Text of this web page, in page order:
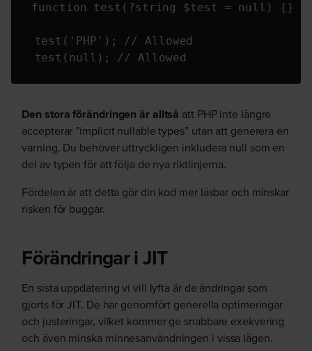
function test(?string $test = null) {}
test('PHP'); // Allowed
test(null); // Allowed
Den stora förändringen är alltså att PHP inte längre
accepterar ”implicit nullable types” utan att generera en
varning. Du behöver uttryckligen inkludera null som en
del av typen för att följa de nya riktlinjerna.
Fördelen är att detta gör din kod mer läsbar och minskar
risken för buggar.
Förändringar i JIT
En sista uppdatering vi vill lyfta är de ändringar som
gjorts för JIT. De har genomfört generella optimeringar
och justeringar, vilket kommer ge snabbare exekvering
och även minska minnesanvändningen i vissa lägen.